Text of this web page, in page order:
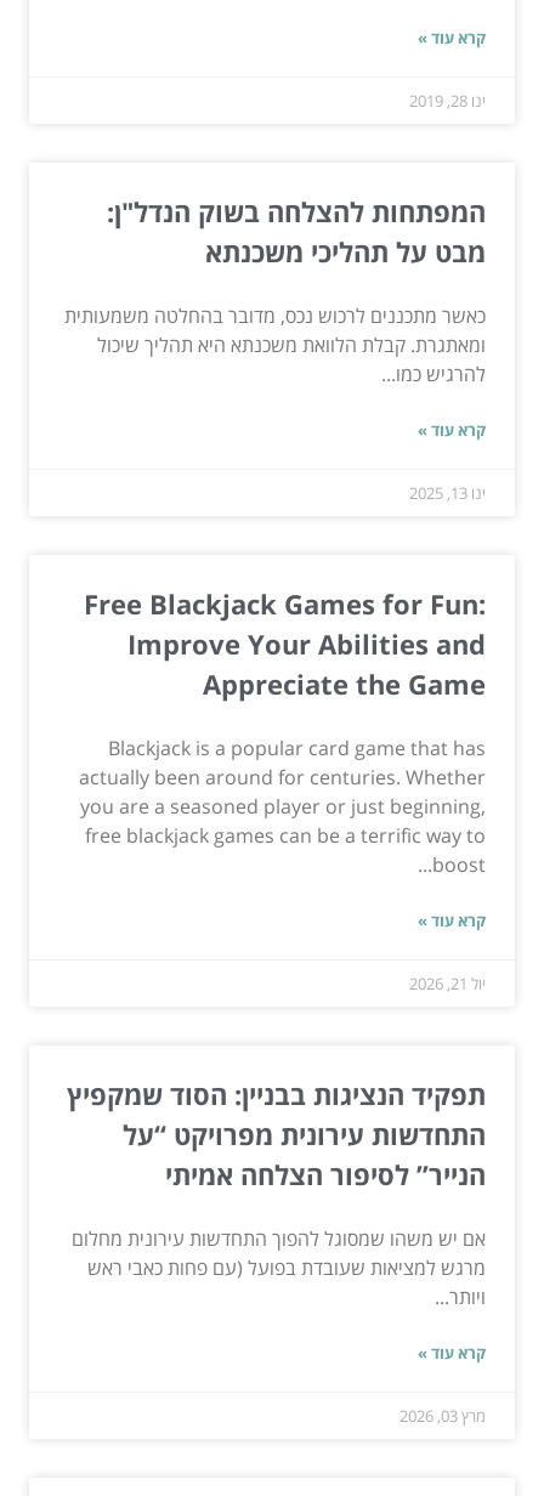
קרא עוד »
ינו 28, 2019
המפתחות להצלחה בשוק הנדל"ן:
מבט על תהליכי משכנתא
כאשר מתכננים לרכוש נכס, מדובר בהחלטה משמעותית
ומאתגרת. קבלת הלוואת משכנתא היא תהליך שיכול
להרגיש כמו...
קרא עוד »
ינו 13, 2025
Free Blackjack Games for Fun:
Improve Your Abilities and
Appreciate the Game
Blackjack is a popular card game that has
actually been around for centuries. Whether
you are a seasoned player or just beginning,
free blackjack games can be a terrific way to
boost...
קרא עוד »
יול 21, 2026
תפקיד הנציגות בבניין: הסוד שמקפיץ
התחדשות עירונית מפרויקט “על
הנייר” לסיפור הצלחה אמיתי
אם יש משהו שמסוגל להפוך התחדשות עירונית מחלום
מרגש למציאות שעובדת בפועל (עם פחות כאבי ראש
ויותר...
קרא עוד »
מרץ 03, 2026